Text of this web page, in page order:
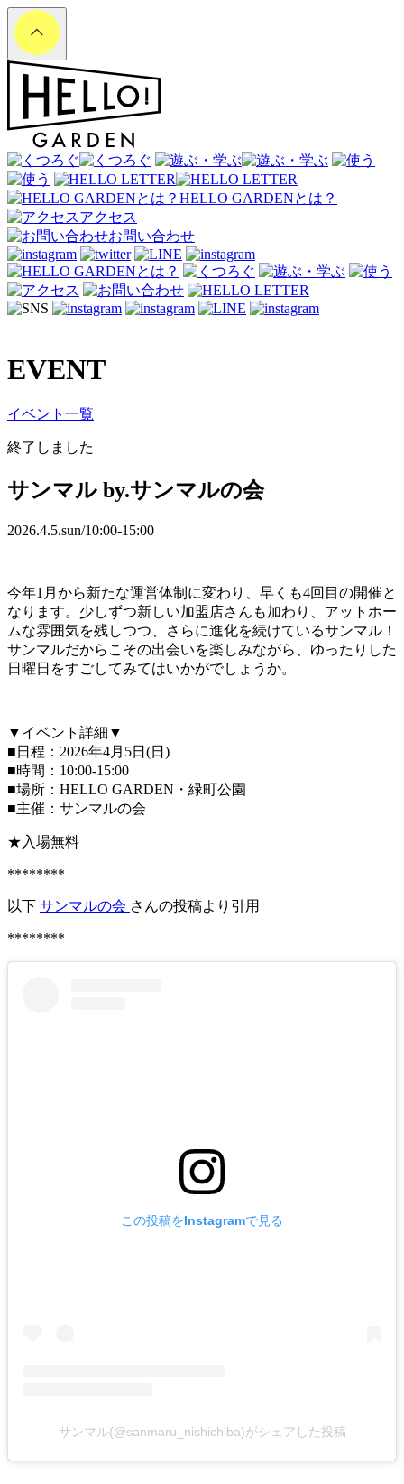
HELLO GARDENとは？
アクセス
お問い合わせ
EVENT
イベント一覧
終了しました
サンマル by.サンマルの会
2026.4.5.sun/10:00-15:00
今年1月から新たな運営体制に変わり、早くも4回目の開催と
なります。少しずつ新しい加盟店さんも加わり、アットホー
ムな雰囲気を残しつつ、さらに進化を続けているサンマル！
サンマルだからこその出会いを楽しみながら、ゆったりした
日曜日をすごしてみてはいかがでしょうか。
▼イベント詳細▼
■日程：2026年4月5日(日)
■時間：10:00-15:00
■場所：HELLO GARDEN・緑町公園
■主催：サンマルの会
★入場無料
********
以下 サンマルの会 さんの投稿より引用
********
この投稿をInstagramで見る
サンマル(@sanmaru_nishichiba)がシェアした投稿